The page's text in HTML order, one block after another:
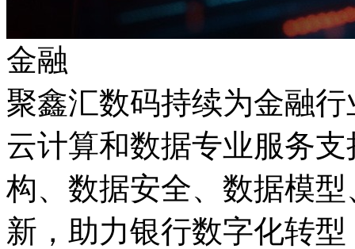
金融
聚鑫汇数码持续为金融
云计算和数据专业服务支持
构、数据安全、数据模
新，助力银行数字化转型